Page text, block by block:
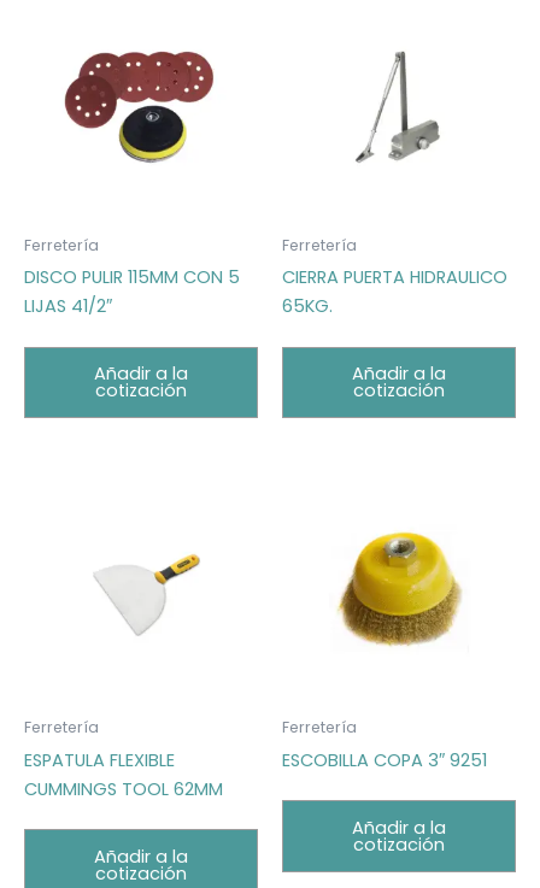
Ferretería
DISCO PULIR 115MM CON 5
LIJAS 41/2″
Añadir a la
cotización
Ferretería
CIERRA PUERTA HIDRAULICO
65KG.
Añadir a la
cotización
Ferretería
ESPATULA FLEXIBLE
CUMMINGS TOOL 62MM
Añadir a la
cotización
Ferretería
ESCOBILLA COPA 3″ 9251
Añadir a la
cotización